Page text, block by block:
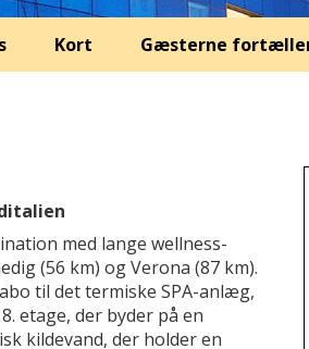
Kort Gæsterne
med lange wellness-
(56 km) og Verona (87 km).
til det termiske SPA-anlæg,
etage, der byder på en
kildevand, der holder en